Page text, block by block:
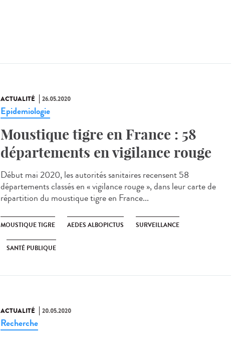
ACTUALITÉ 26.05.2020
Epidemiologie
Moustique tigre en France : 58
départements en vigilance rouge
Début mai 2020, les autorités sanitaires recensent 58
départements classés en « vigilance rouge », dans leur carte de
répartition du moustique tigre en France...
MOUSTIQUE TIGRE AEDES ALBOPICTUS SURVEILLANCE
SANTÉ PUBLIQUE
ACTUALITÉ 20.05.2020
Recherche